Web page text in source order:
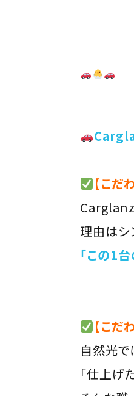
【こ
Carglanz
理由はシ
「この1
【こだ
自然光で
「仕上げ